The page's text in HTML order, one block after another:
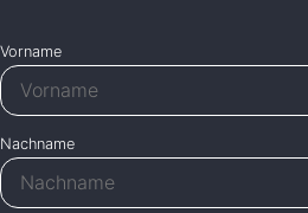
Vorname
Nachname